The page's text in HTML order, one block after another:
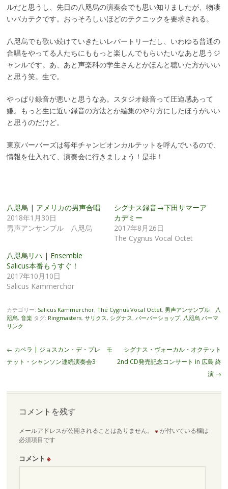
ルだと思うし、先日の八咫烏の演奏会でも思い知りましたが、物凄
いバカテクです。おっそろしいほどのテクニックを要求される。
八咫烏でも歌い続けていきたいレパートリーだし、いわゆる普通の
合唱をやってる人たちにももっと楽しんでもらいたいなあと思うジ
ャンルです。あ、あと声楽科の学生さんとかほんと聴いた方がいい
と思う笑。生で。
やっぱり録音が悪いと思うなあ。スタジオ録音って圧迫感あって
嫌。もっと生に近い録音の方法とか編集のやり方にしたほうがいい
と思うのだけど。
東京バーバーズは毎年チャンピオンカルテットを呼んでいるので、
情報を仕入れて、演奏会に行きましょう！是非！
八咫烏 | アメリカの男声合唱
2018年1月30日
男声アンサンブル 八咫烏
シグナス録音→下田サマーア
カデミー
2017年8月26日
The Cygnus Vocal Octet
八咫烏リハ | Ensemble
Salicus本番もうすぐ！
2017年10月10日
Salicus Kammerchor
カテゴリー: Salicus Kammerchor, The Cygnus Vocal Octet, 男声アンサンブル 八
咫烏, 音楽 タグ: Ringmasters, サリクス , シグナス , バーバーショップ, 八咫烏 パーマ
リンク
投
稿
ゲ
← カペラ | ジョスカン・デ・プレ モ
テット・シャンソン連続演奏会3
シグナス・ヴォーカル・オクテット
2nd CD発売記念コンサート in 広島 終
演 →
コメントを残す
メールアドレスが公開されることはありません。 ※が付いている欄は
必須項目です
コメント ※